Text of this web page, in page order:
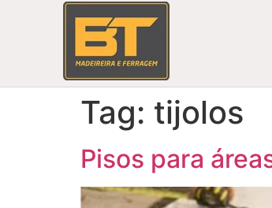
Tag: tijolos
Pisos para